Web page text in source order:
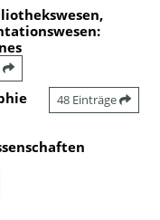
48 Einträge